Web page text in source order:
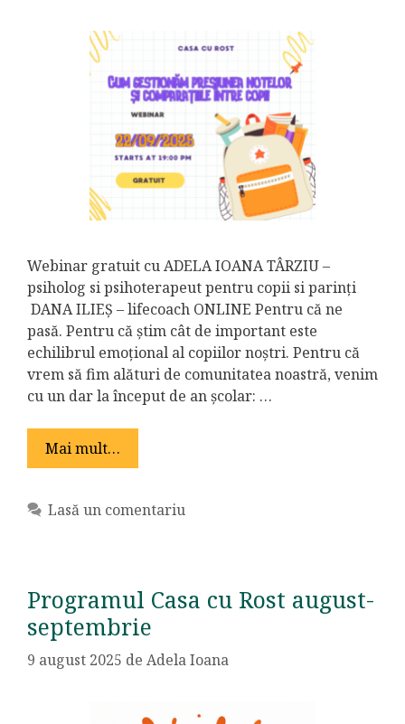
Webinar gratuit cu ADELA IOANA TÂRZIU –
psiholog si psihoterapeut pentru copii si parinți
DANA ILIEȘ – lifecoach ONLINE Pentru că ne
pasă. Pentru că știm cât de important este
echilibrul emoțional al copiilor noștri. Pentru că
vrem să fim alături de comunitatea noastră, venim
cu un dar la început de an școlar: …
Mai mult…
Lasă un comentariu
Programul Casa cu Rost august-
septembrie
9 august 2025 de Adela Ioana